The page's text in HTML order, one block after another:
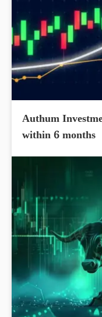
Authum
within 6 months